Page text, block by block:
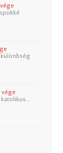
katolikus…